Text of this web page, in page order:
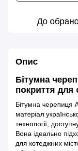
До
Опис
Бітумна
покриття для
Бітумна черепиця
матеріал
технології,
Вона ідеально
для котеджних